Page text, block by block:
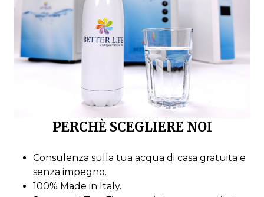
PERCHÈ SCEGLIERE NOI
Consulenza sulla tua acqua di casa gratuita e
senza impegno.
100% Made in Italy.